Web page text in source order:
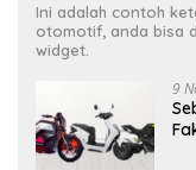
Ini adalah contoh
otomotif, anda bisa
widget.
9